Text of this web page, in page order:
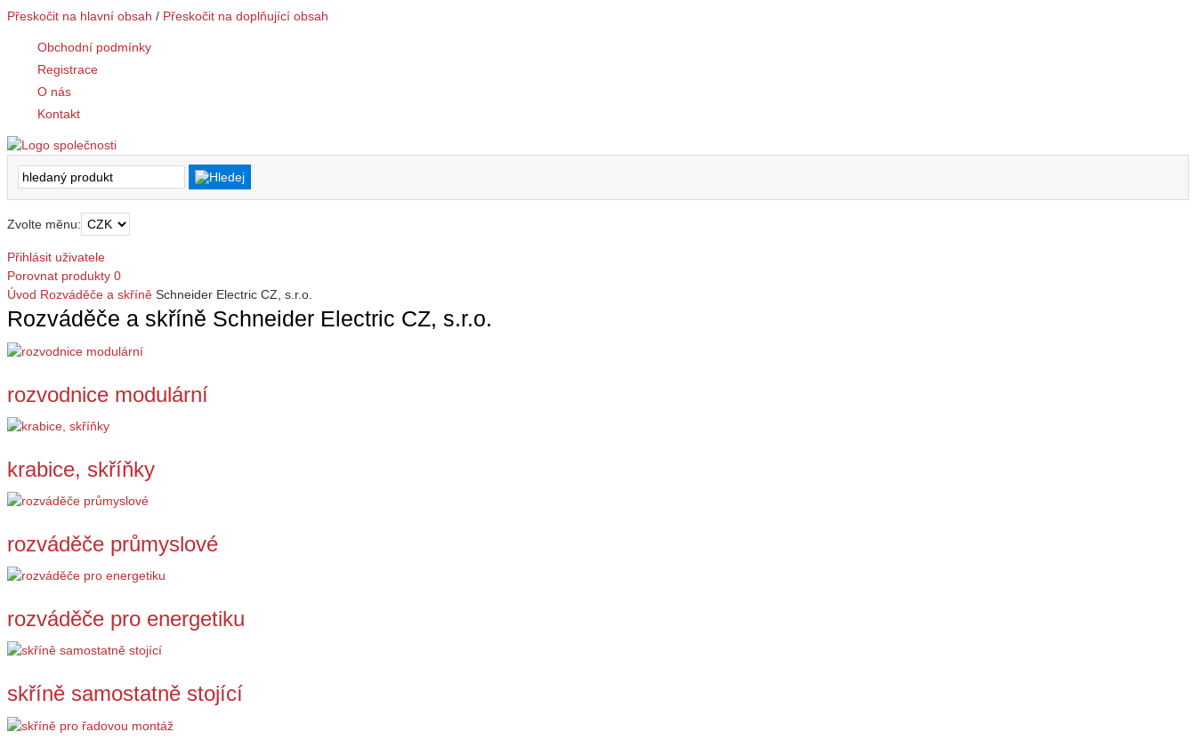
Přeskočit na hlavní obsah / Přeskočit na doplňující obsah
Obchodní podmínky
Registrace
O nás
Kontakt
Zvolte měnu:
Přihlásit uživatele
Porovnat produkty 0
Úvod Rozváděče a skříně Schneider Electric CZ, s.r.o.
Rozváděče a skříně Schneider Electric CZ, s.r.o.
rozvodnice modulární
krabice, skříňky
rozváděče průmyslové
rozváděče pro energetiku
skříně samostatně stojící